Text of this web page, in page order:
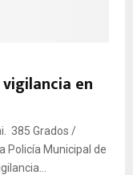
en
385 Grados /
Policía Municipal de